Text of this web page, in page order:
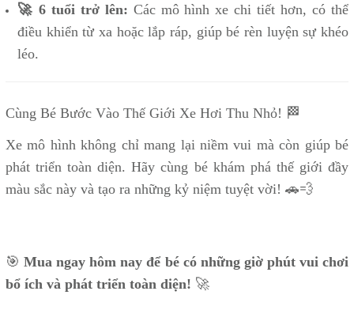
🚀 6 tuổi trở lên: Các mô hình xe chi tiết hơn, có thể
điều khiển từ xa hoặc lắp ráp, giúp bé rèn luyện sự khéo
léo.
Cùng Bé Bước Vào Thế Giới Xe Hơi Thu Nhỏ! 🏁
Xe mô hình không chỉ mang lại niềm vui mà còn giúp bé
phát triển toàn diện. Hãy cùng bé khám phá thế giới đầy
màu sắc này và tạo ra những kỷ niệm tuyệt vời! 🚗💨
🎯Mua ngay hôm nay để bé có những giờ phút vui chơi
bổ ích và phát triển toàn diện! 🚀